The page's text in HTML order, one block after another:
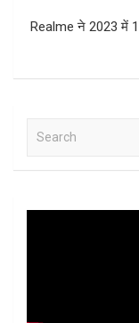
k
Realme ने 2023 में
a